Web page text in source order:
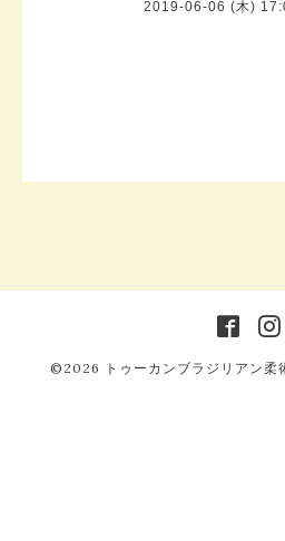
2019-06-06 (木)
©2026 トゥーカンブラジリアン柔